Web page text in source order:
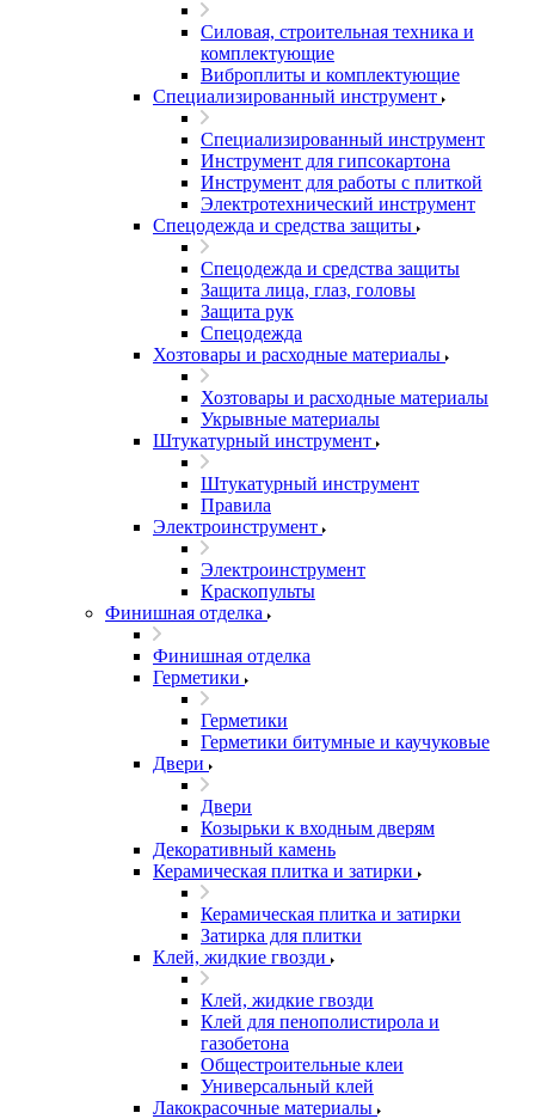
Силовая, строительная техника и
комплектующие
Виброплиты и комплектующие
Специализированный инструмент
Специализированный инструмент
Инструмент для гипсокартона
Инструмент для работы с плиткой
Электротехнический инструмент
Спецодежда и средства защиты
Спецодежда и средства защиты
Защита лица, глаз, головы
Защита рук
Спецодежда
Хозтовары и расходные материалы
Хозтовары и расходные материалы
Укрывные материалы
Штукатурный инструмент
Штукатурный инструмент
Правила
Электроинструмент
Электроинструмент
Краскопульты
Финишная отделка
Финишная отделка
Герметики
Герметики
Герметики битумные и каучуковые
Двери
Двери
Козырьки к входным дверям
Декоративный камень
Керамическая плитка и затирки
Керамическая плитка и затирки
Затирка для плитки
Клей, жидкие гвозди
Клей, жидкие гвозди
Клей для пенополистирола и
газобетона
Общестроительные клеи
Универсальный клей
Лакокрасочные материалы